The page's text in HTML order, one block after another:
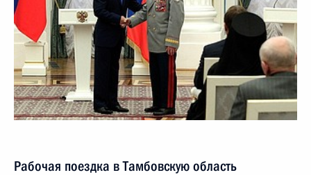
Рабочая поездка в Тамбовскую область